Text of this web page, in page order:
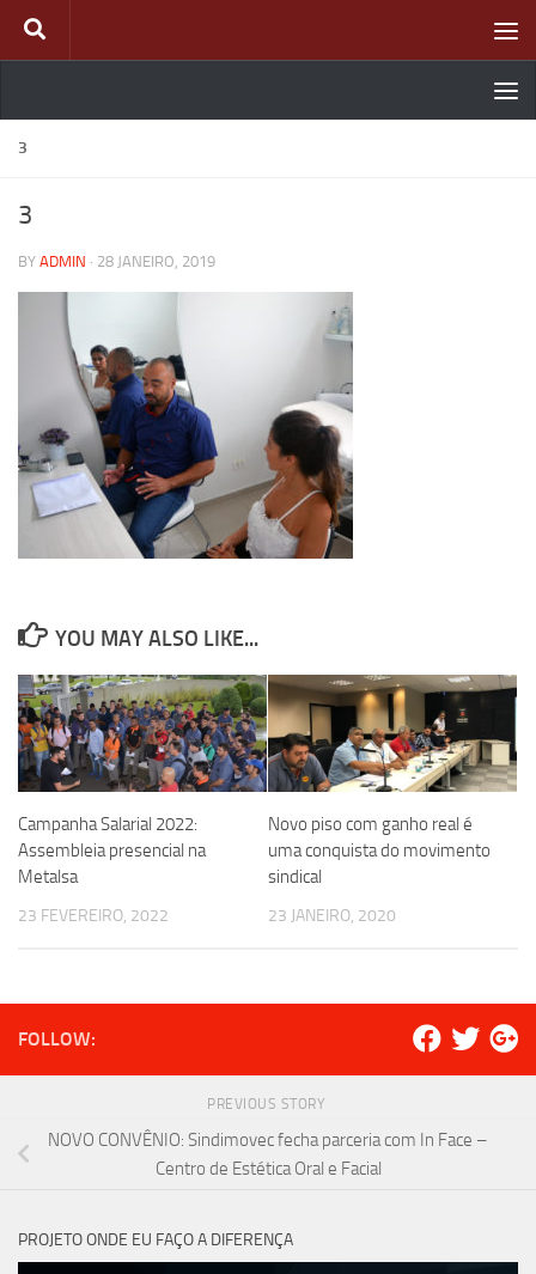
Skip to content
3
3
BY ADMIN · 28 JANEIRO, 2019
YOU MAY ALSO LIKE...
Campanha Salarial 2022:
Assembleia presencial na
Metalsa
23 FEVEREIRO, 2022
Novo piso com ganho real é
uma conquista do movimento
sindical
23 JANEIRO, 2020
FOLLOW:
PREVIOUS STORY
NOVO CONVÊNIO: Sindimovec fecha parceria com In Face –
Centro de Estética Oral e Facial
PROJETO ONDE EU FAÇO A DIFERENÇA